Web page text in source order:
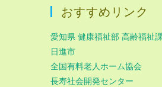
おすすめリンク
愛知県 健康福祉部 高齢福祉課
日進市
全国有料老人ホーム協会
長寿社会開発センター